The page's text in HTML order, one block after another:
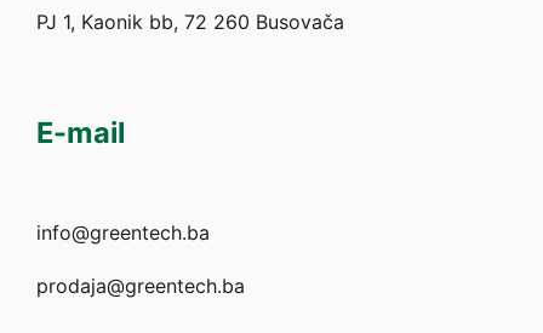
PJ 1, Kaonik bb, 72 260 Busovača
E-mail
info@greentech.ba
prodaja@greentech.ba